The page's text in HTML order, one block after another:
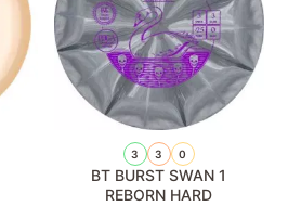
3 3 0
BT BURST SWAN 1
REBORN HARD